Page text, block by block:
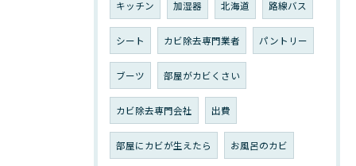
キッチン 加湿器 北海道 路線バス
シート カビ除去専門業者 パントリー
ブーツ 部屋がカビくさい
カビ除去専門会社 出費
部屋にカビが生えたら お風呂のカビ